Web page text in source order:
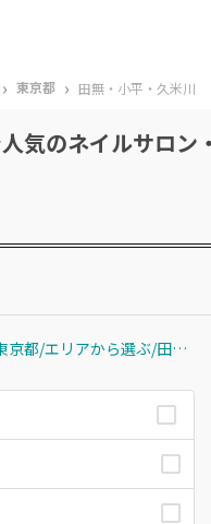
› 東京都 › 田無・小平・久米川
気のネイルサロン
関東/東京都/エリアから選ぶ/田無・小平・久米川